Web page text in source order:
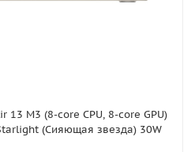
GPU)
(Сияющая звезда) 30W